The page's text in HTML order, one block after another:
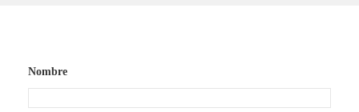
Nombre